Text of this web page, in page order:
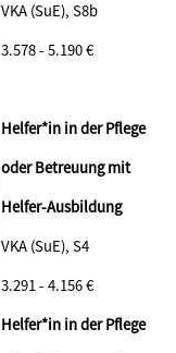
VKA (SuE), S8b
3.578 - 5.190 €
Helfer*in in der Pflege
oder Betreuung mit
Helfer-Ausbildung
VKA (SuE), S4
3.291 - 4.156 €
Helfer*in in der Pflege